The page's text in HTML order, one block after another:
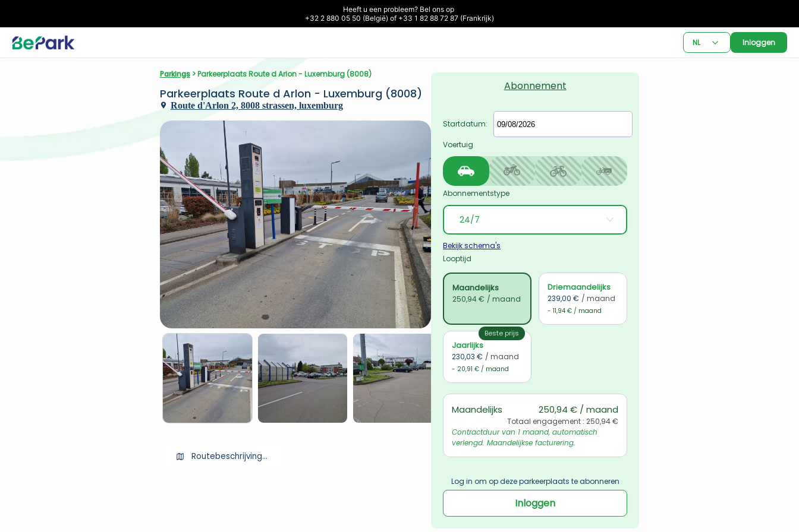
Heeft u een probleem? Bel ons op
+32 2 880 05 50 (België) of +33 1 82 88 72 87 (Frankrijk)
NL Inloggen
Parkings > Parkeerplaats Route d Arlon - Luxemburg (8008)
Parkeerplaats Route d Arlon - Luxemburg (8008)
Route d'Arlon 2, 8008 strassen, luxemburg
Routebeschrijving ophalen
Abonnement
Startdatum:
Voertuig
Abonnementstype
Bekijk schema's
Looptijd
Maandelijks
250,94 € / maand
Driemaandelijks
239,00 € / maand
- 11,94 € / maand
Beste prijs
Jaarlijks
230,03 € / maand
- 20,91 € / maand
Maandelijks 250,94 € / maand
Totaal engagement : 250,94 €
Contractduur van 1 maand, automatisch
verlengd. Maandelijkse facturering.
Log in om op deze parkeerplaats te abonneren
Inloggen